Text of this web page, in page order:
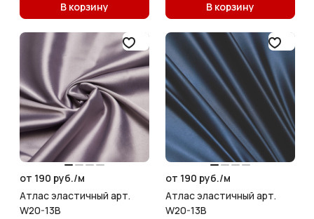
В корзину В корзину
от 190 руб./м
Атлас эластичный арт.
W20-13B
от 190 руб./м
Атлас эластичный арт.
W20-13B